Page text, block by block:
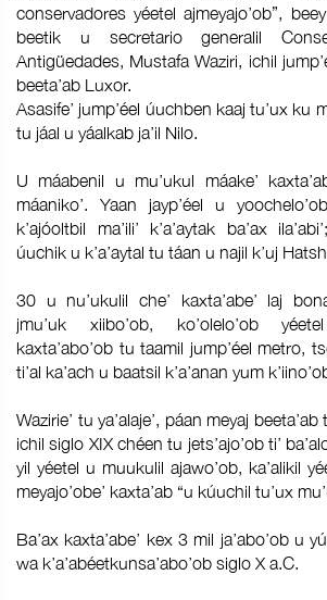
conservadores yéetel ajmeyajo’ob”,
beetik u secretario generalil
Antigüedades, Mustafa Waziri, ichil
beeta’ab Luxor.
Asasife’ jump’éel úuchben kaaj tu’ux ku
tu jáal u yáalkab ja’il Nilo.
U máabenil u mu’ukul máake’
máaniko’. Yaan jayp’éel u
k’ajóoltbil ma’ili’ k’a’aytak ba’ax
úuchik u k’a’aytal tu táan u najil k’uj
30 u nu’ukulil che’ kaxta’abe’ laj
jmu’uk xiibo’ob, ko’olelo’ob
kaxta’abo’ob tu taamil jump’éel metro,
ti’al ka’ach u baatsil k’a’anan yum
Wazirie’ tu ya’alaje’, páan meyaj
ichil siglo XIX chéen tu jets’ajo’ob ti’
yil yéetel u muukulil ajawo’ob, ka’alikil
meyajo’obe’ kaxta’ab “u kúuchil tu’ux
Ba’ax kaxta’abe’ kex 3 mil ja’abo’ob u
wa k’a’abéetkunsa’abo’ob siglo X a.C.